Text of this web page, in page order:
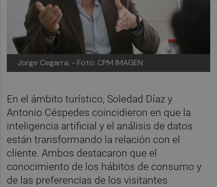
Jorge Cegarra. - Foto: CPM IMAGEN
En el ámbito turístico, Soledad Díaz y
Antonio Céspedes coincidieron en que la
inteligencia artificial y el análisis de datos
están transformando la relación con el
cliente. Ambos destacaron que el
conocimiento de los hábitos de consumo y
de las preferencias de los visitantes